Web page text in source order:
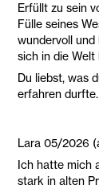
Erfüllt zu sein
Fülle seines
wundervoll und
sich in die Welt
Du liebst, was
erfahren durfte.
Lara 05/2026
Ich hatte mich
stark in alten